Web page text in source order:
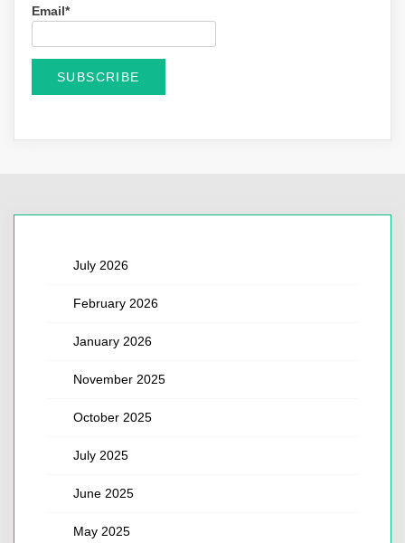
Email*
July 2026
February 2026
January 2026
November 2025
October 2025
July 2025
June 2025
May 2025